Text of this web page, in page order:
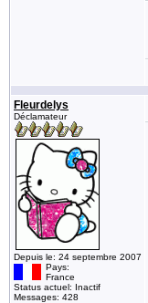
Fleurdelys
Déclamateur
Depuis le: 24 septembre 2007
Pays:
France
Status actuel: Inactif
Messages: 428